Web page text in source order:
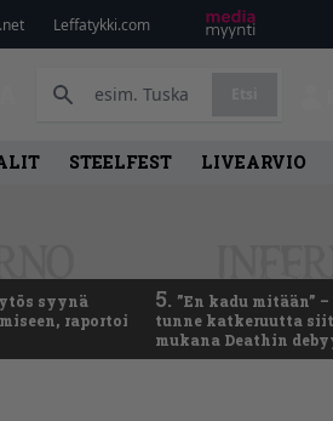
Leffatykki.com
STEELFEST LIVEARVIO
syynä
raportoi
5. ”En kadu mitään”
tunne katkeruutta
mukana Deathin